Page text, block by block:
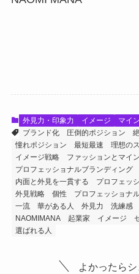
外見力・印象力 イメージ
マイ
ブランド化
圧倒的ポジション
憧れポジション
最短最速 理想の
イメージ戦略
ファッションとマイ
プロフェッショナルブランディング
内面と外見を一貫する
プロフェッ
外見戦略
個性 プロフェッショナ
一流
華がある人 外見力 洗練感
NAOMIMANA
起業家 イメージ
選ばれる人
よかったらシ